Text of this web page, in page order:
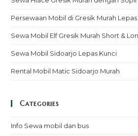
Persewaan Mobil di Gresik Murah
Sewa Mobil Elf Gresik Murah Short &
Sewa Mobil Sidoarjo Lepas Kunci
Rental Mobil Matic Sidoarjo Murah
Categories
Info Sewa mobil dan bus